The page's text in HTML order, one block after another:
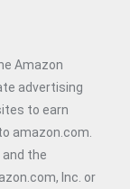
Amazon
advertising
to earn
amazon.com.
and the
Inc. or